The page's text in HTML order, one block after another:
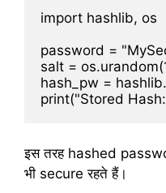
import hashlib, os
password =
salt =
hash_pw =
इस तरह hashed
भी secure रहते हैं।